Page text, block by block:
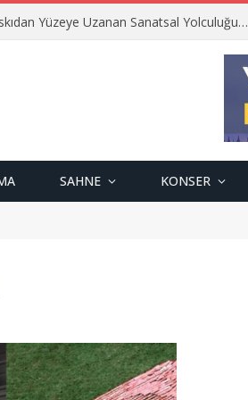
Yüzeye Uzanan Sanatsal Yolculuğu…
SAHNE KONSER